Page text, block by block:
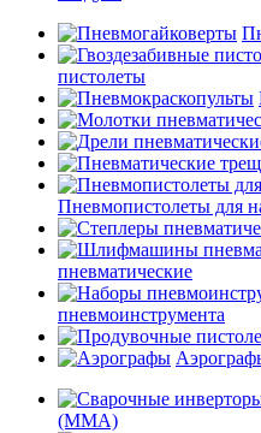
пистолеты
Пневмопистолеты для
пневматические
пневмоинструмента
(MMA)